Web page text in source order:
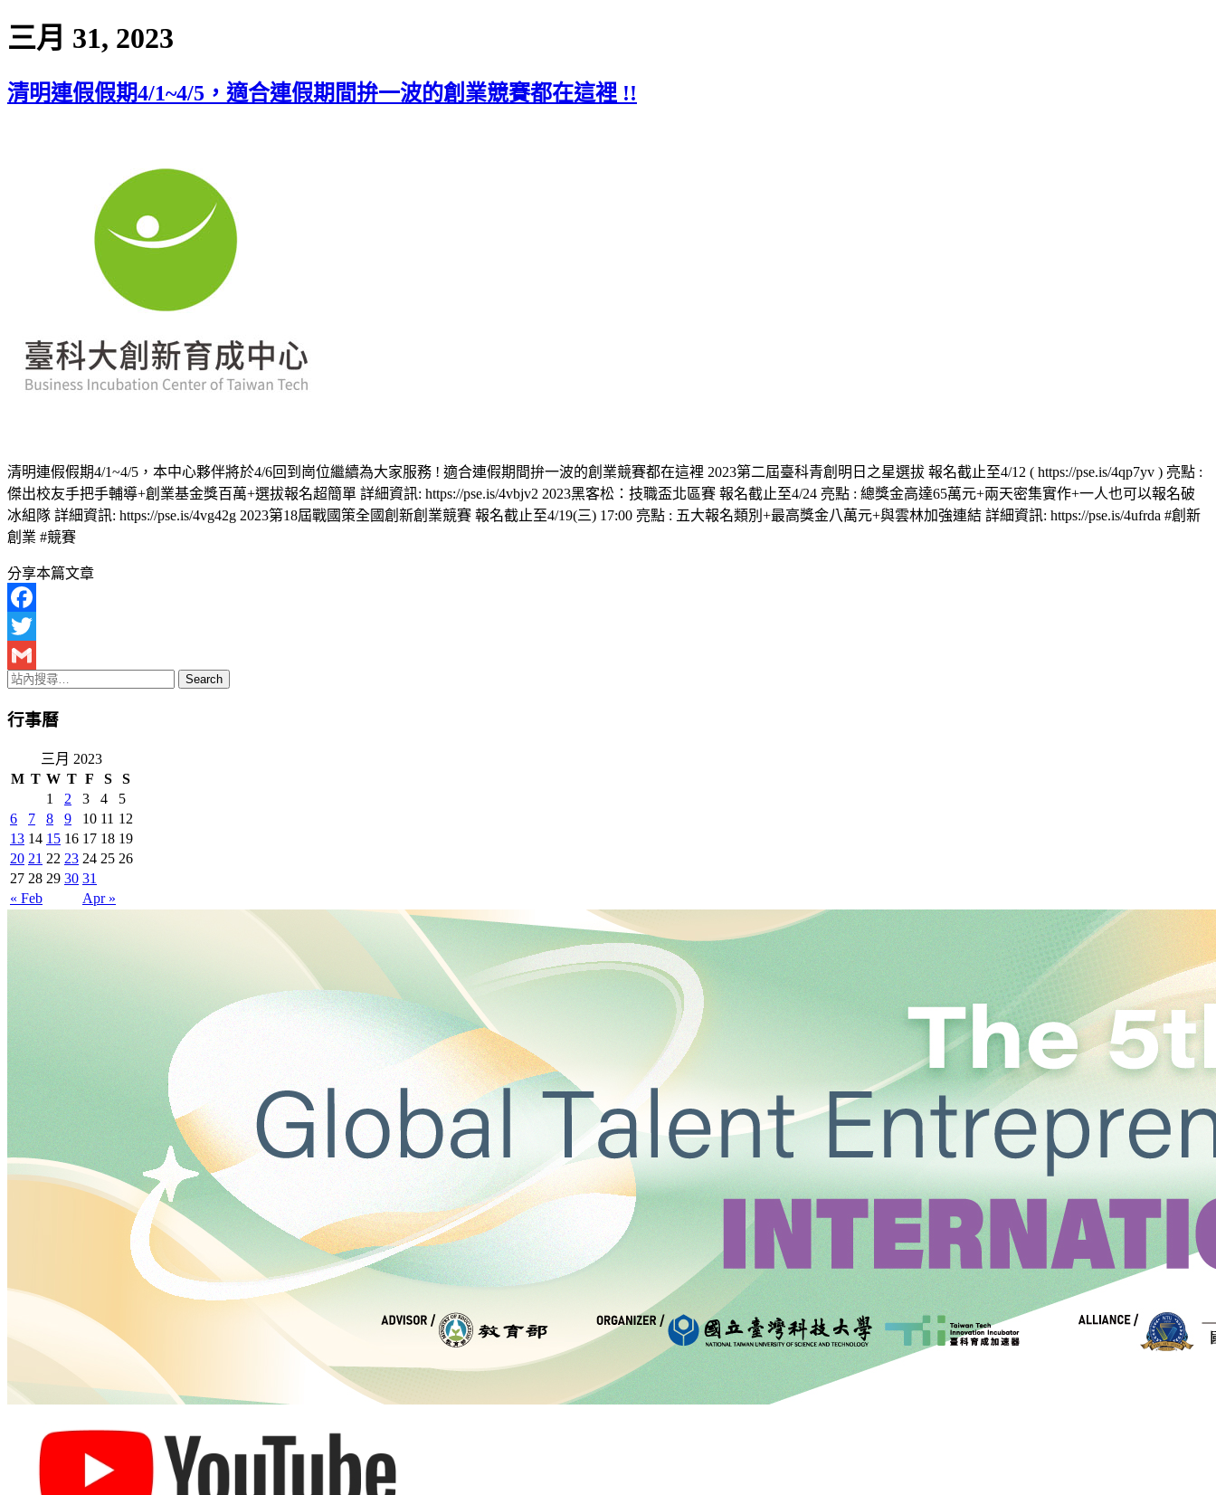
三月 31, 2023
清明連假假期4/1~4/5，適合連假期間拚一波的創業競賽都在這裡 !!
清明連假假期4/1~4/5，本中心夥伴將於4/6回到崗位繼續為大家服務 ! 適合連假期間拚一波的創業競賽都在這裡 2023第二屆臺科青創明日之星選拔 報名截止至4/12 ( https://pse.is/4qp7yv ) 亮點 :
傑出校友手把手輔導+創業基金獎百萬+選拔報名超簡單 詳細資訊: https://pse.is/4vbjv2 2023黑客松：技職盃北區賽 報名截止至4/24 亮點 : 總獎金高達65萬元+兩天密集實作+一人也可以報名破
冰組隊 詳細資訊: https://pse.is/4vg42g 2023第18屆戰國策全國創新創業競賽 報名截止至4/19(三) 17:00 亮點 : 五大報名類別+最高獎金八萬元+與雲林加強連結 詳細資訊: https://pse.is/4ufrda #創新
創業 #競賽
分享本篇文章
Facebook
Twitter
Gmail
行事曆
三月 2023
M T W T F S S
« Feb Apr »
1 2 3 4
5
6
7 8 9 10 11 12
13 14 15 16 17 18 19
20 21 22 23 24 25 26
27 28 29 30 31